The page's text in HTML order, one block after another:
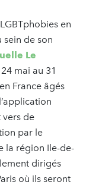
en
sein de son
Le
mai au 31
France âgés
vers de
par le
la région Ile-de-
dirigés
où ils seront